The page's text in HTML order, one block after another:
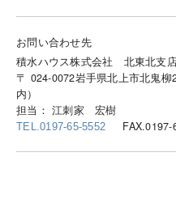
お問い合わせ先
積水ハウス株式会社 北東北支
〒 024-0072岩手県北上市北鬼
内）
担当： 江刺家 宏樹
TEL.0197-65-5552 FAX.0197-